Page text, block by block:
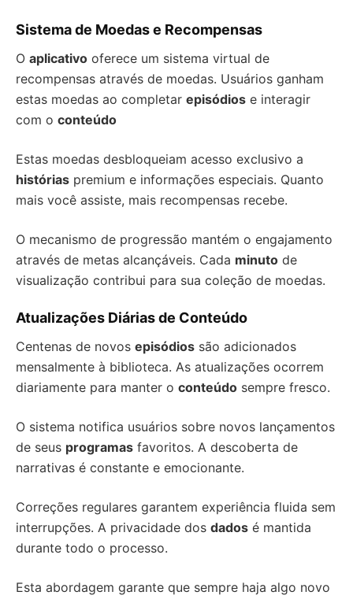
Sistema de Moedas e Recompensas
O aplicativo oferece um sistema virtual de
recompensas através de moedas. Usuários ganham
estas moedas ao completar episódios e interagir
com o conteúdo
Estas moedas desbloqueiam acesso exclusivo a
histórias premium e informações especiais. Quanto
mais você assiste, mais recompensas recebe.
O mecanismo de progressão mantém o engajamento
através de metas alcançáveis. Cada minuto de
visualização contribui para sua coleção de moedas.
Atualizações Diárias de Conteúdo
Centenas de novos episódios são adicionados
mensalmente à biblioteca. As atualizações ocorrem
diariamente para manter o conteúdo sempre fresco.
O sistema notifica usuários sobre novos lançamentos
de seus programas favoritos. A descoberta de
narrativas é constante e emocionante.
Correções regulares garantem experiência fluida sem
interrupções. A privacidade dos dados é mantida
durante todo o processo.
Esta abordagem garante que sempre haja algo novo